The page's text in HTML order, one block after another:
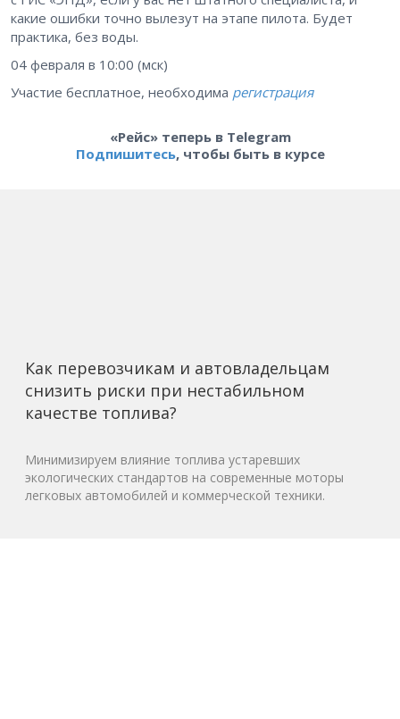
какие ошибки точно вылезут на этапе пилота. Будет
практика, без воды.
04 февраля в 10:00 (мск)
Участие бесплатное, необходима регистрация
«Рейс» теперь в Telegram
Подпишитесь, чтобы быть в курсе
Как перевозчикам и автовладельцам
снизить риски при нестабильном
качестве топлива?
Минимизируем влияние топлива устаревших
экологических стандартов на современные моторы
легковых автомобилей и коммерческой техники.